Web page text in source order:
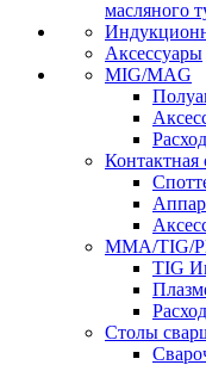
масляного
Аксессуары
MIG/MAG
Контактная
MMA/TIG/
TIG
Столы